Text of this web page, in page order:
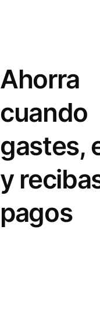
Ahorra
cuando
gastes,
y
pagos